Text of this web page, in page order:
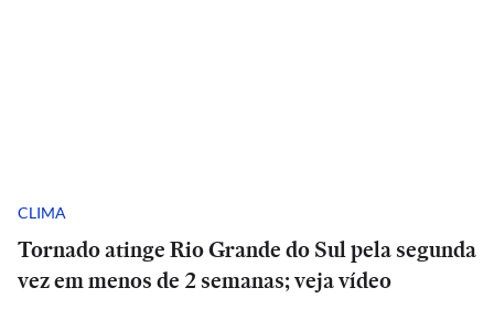
CLIMA
Tornado atinge Rio Grande do Sul pela segunda
vez em menos de 2 semanas; veja vídeo